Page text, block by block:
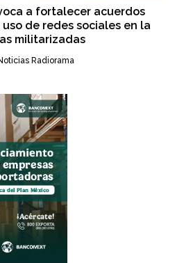
a fortalecer acuerdos
de redes sociales en la
militarizadas
Radiorama